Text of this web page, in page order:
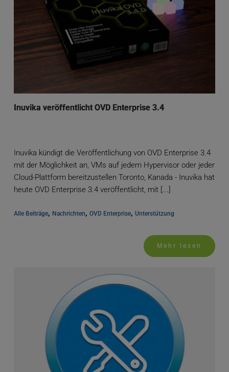
Inuvika veröffentlicht OVD Enterprise 3.4
Inuvika kündigt die Veröffentlichung von OVD Enterprise 3.4
mit der Möglichkeit an, VMs auf jedem Hypervisor oder jeder
Cloud-Plattform bereitzustellen Toronto, Kanada - Inuvika hat
heute OVD Enterprise 3.4 veröffentlicht, mit [...]
Alle Beiträge, Nachrichten, OVD Enterprise, Unterstützung
Mehr lesen